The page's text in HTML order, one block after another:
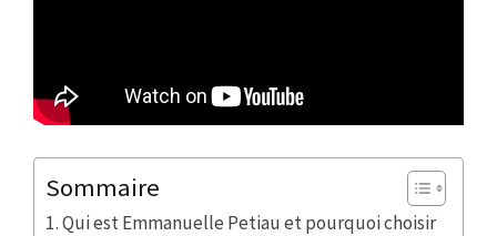
Sommaire
Qui est Emmanuelle Petiau et pourquoi choisir